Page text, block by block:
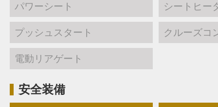
パワーシート シートヒー
プッシュスタート クルーズコ
電動リアゲート
安全装備